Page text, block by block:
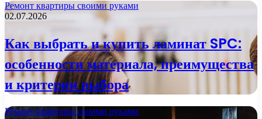
Ремонт квартиры своими руками
02.07.2026
Как выбрать и купить ламинат SPC:
особенности материала, преимущества
и критерии выбора
Ремонт квартиры своими руками